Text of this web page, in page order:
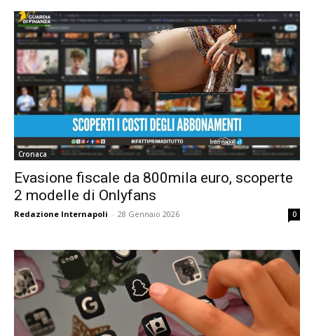
Cronaca
Evasione fiscale da 800mila euro, scoperte
2 modelle di Onlyfans
Redazione Internapoli - 28 Gennaio 2026 0